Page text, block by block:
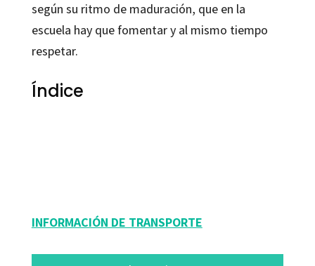
según su ritmo de maduración, que en la
escuela hay que fomentar y al mismo tiempo
respetar.
Índice
INFORMACIÓN DE TRANSPORTE